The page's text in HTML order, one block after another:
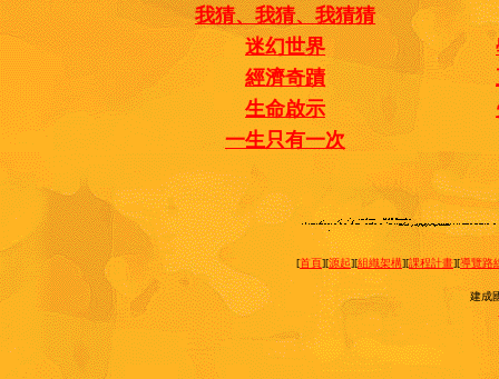
我猜、我猜、我猜猜
迷幻世界
經濟奇蹟
生命啟示
一生只有一次
[首頁][源起][組織架構][課程計畫][導覽路
建成